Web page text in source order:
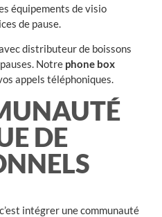
équipements de visio
de pause.
distributeur de boissons
Notre phone box
appels téléphoniques.
DE
intégrer une communauté